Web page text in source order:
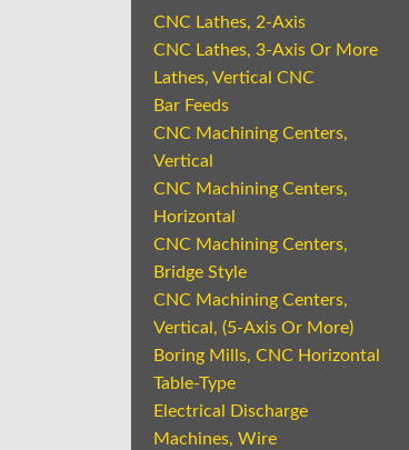
CNC Lathes, 2-Axis
CNC Lathes, 3-Axis Or More
Lathes, Vertical CNC
Bar Feeds
CNC Machining Centers,
Vertical
CNC Machining Centers,
Horizontal
CNC Machining Centers,
Bridge Style
CNC Machining Centers,
Vertical, (5-Axis Or More)
Boring Mills, CNC Horizontal
Table-Type
Electrical Discharge
Machines, Wire